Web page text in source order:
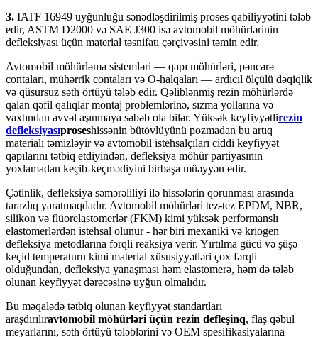
3. IATF 16949 uyğunluğu sənədləşdirilmiş proses qabiliyyətini tələb
edir, ASTM D2000 və SAE J300 isə avtomobil möhürlərinin
defleksiyası üçün material təsnifatı çərçivəsini təmin edir.
Avtomobil möhürləmə sistemləri — qapı möhürləri, pəncərə
contaları, mühərrik contaları və O-halqaları — ardıcıl ölçülü dəqiqlik
və qüsursuz səth örtüyü tələb edir. Qəliblənmiş rezin möhürlərdə
qalan qəfil qalıqlar montaj problemlərinə, sızma yollarına və
vaxtından əvvəl aşınmaya səbəb ola bilər. Yüksək keyfiyyətlirezin
defleksiyasıproseshissənin bütövlüyünü pozmadan bu artıq
materialı təmizləyir və avtomobil istehsalçıları ciddi keyfiyyət
qapılarını tətbiq etdiyindən, defleksiya möhür partiyasının
yoxlamadan keçib-keçmədiyini birbaşa müəyyən edir.
Çətinlik, defleksiya səmərəliliyi ilə hissələrin qorunması arasında
tarazlıq yaratmaqdadır. Avtomobil möhürləri tez-tez EPDM, NBR,
silikon və flüorelastomerlər (FKM) kimi yüksək performanslı
elastomerlərdən istehsal olunur - hər biri mexaniki və kriogen
defleksiya metodlarına fərqli reaksiya verir. Yırtılma gücü və şüşə
keçid temperaturu kimi material xüsusiyyətləri çox fərqli
olduğundan, defleksiya yanaşması həm elastomerə, həm də tələb
olunan keyfiyyət dərəcəsinə uyğun olmalıdır.
Bu məqalədə tətbiq olunan keyfiyyət standartları
araşdırılıravtomobil möhürləri üçün rezin defleşinq, flaş qəbul
meyarlarını, səth örtüyü tələblərini və OEM spesifikasiyalarına